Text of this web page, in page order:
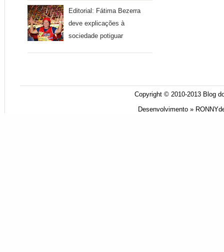
Editorial: Fátima Bezerra
deve explicações à
sociedade potiguar
Copyright © 2010-2013 Blog
Desenvolvimento »